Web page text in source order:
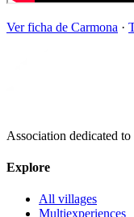
Ver ficha de Carmona ·
Association dedicated
Explore
All villages
Multiexperiences